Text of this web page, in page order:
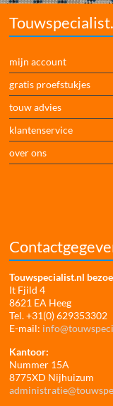
mijn account
gratis proefstukjes
touw advies
klantenservice
over ons
Touwspecialist.nl
It Fjild 4
8621 EA Heeg
Tel. +31(0) 629353302
E-mail:
Kantoor:
Nummer 15A
8775XD Nijhuizum